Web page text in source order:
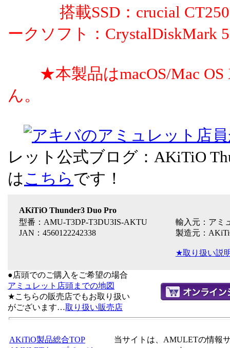
搭載SSD：crucial
ークソフト：CrystalDiskMark
★本製品はmacOS/Mac OS
ん。
レット公式ブログ：AKiTiO
はこちら です！
AKiTiO Thunder3 Duo Pro
型番：AMU-T3DP-T3DU3IS-AKTU
JAN：4560122242338
輸入元：アミ
製造元：
★取り扱い説
●店頭でのご購入をご希望の場合
アミュレット店頭までの地図
★こちらの販売店でもお取り扱い
がございます…取り扱い販売店
AKiTiO製品総合TOP
当サイトは、AMULETの情報